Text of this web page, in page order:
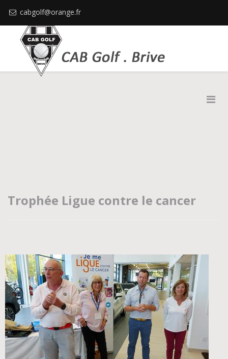
cabgolf@orange.fr
Trophée Ligue contre le cancer